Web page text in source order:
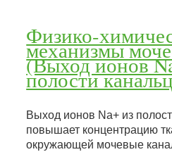
Физико-
механизмы
(Выход ионов
полости
Выход ионов Na+ из
повышает концентрацию
окружающей мочевые